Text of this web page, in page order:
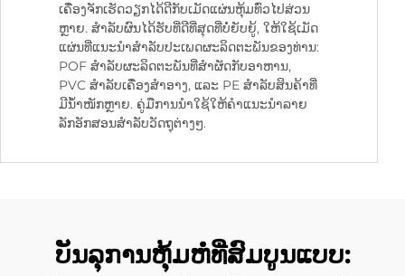
ເຄື່ອງຈັກເຮັດວຽກໄດ້ດີກັບເມັດແຜ່ນຫຸ້ມທົ່ວໄປສ່ວນ
ຫຼາຍ. ສໍາລັບຜົນໄດ້ຮັບທີ່ດີທີ່ສຸດທີ່ບໍ່ຍັບຍູ້, ໃຫ້ໃຊ້ເມັດ
ແຜ່ນທີ່ແນະນໍາສໍາລັບປະເພດຜະລິດຕະພັນຂອງທ່ານ:
POF ສໍາລັບຜະລິດຕະພັນທີ່ສໍາຜັດກັບອາຫານ,
PVC ສໍາລັບເຄື່ອງສໍາອາງ, ແລະ PE ສໍາລັບສິນຄ້າທີ່
ມີນ້ໍາໜັກຫຼາຍ. ຄູ່ມືການນໍາໃຊ້ໃຫ້ຄໍາແນະນໍາລາຍ
ລັກອັກສອນສໍາລັບວັດຖຸຕ່າງໆ.
ບັນລຸການຫຸ້ມຫໍ່ທີ່ສົມບູນແບບ: